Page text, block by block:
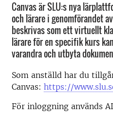
Canvas är SLU:s nya
och lärare i genomförandet
beskrivas som ett virtuellt
lärare för en specifik kurs
varandra och utbyta
Som anställd har du
Canvas: https://
För inloggning används